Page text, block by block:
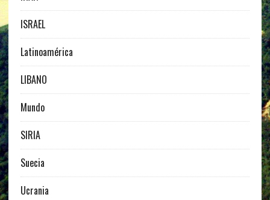
ISRAEL
Latinoamérica
LIBANO
Mundo
SIRIA
Suecia
Ucrania